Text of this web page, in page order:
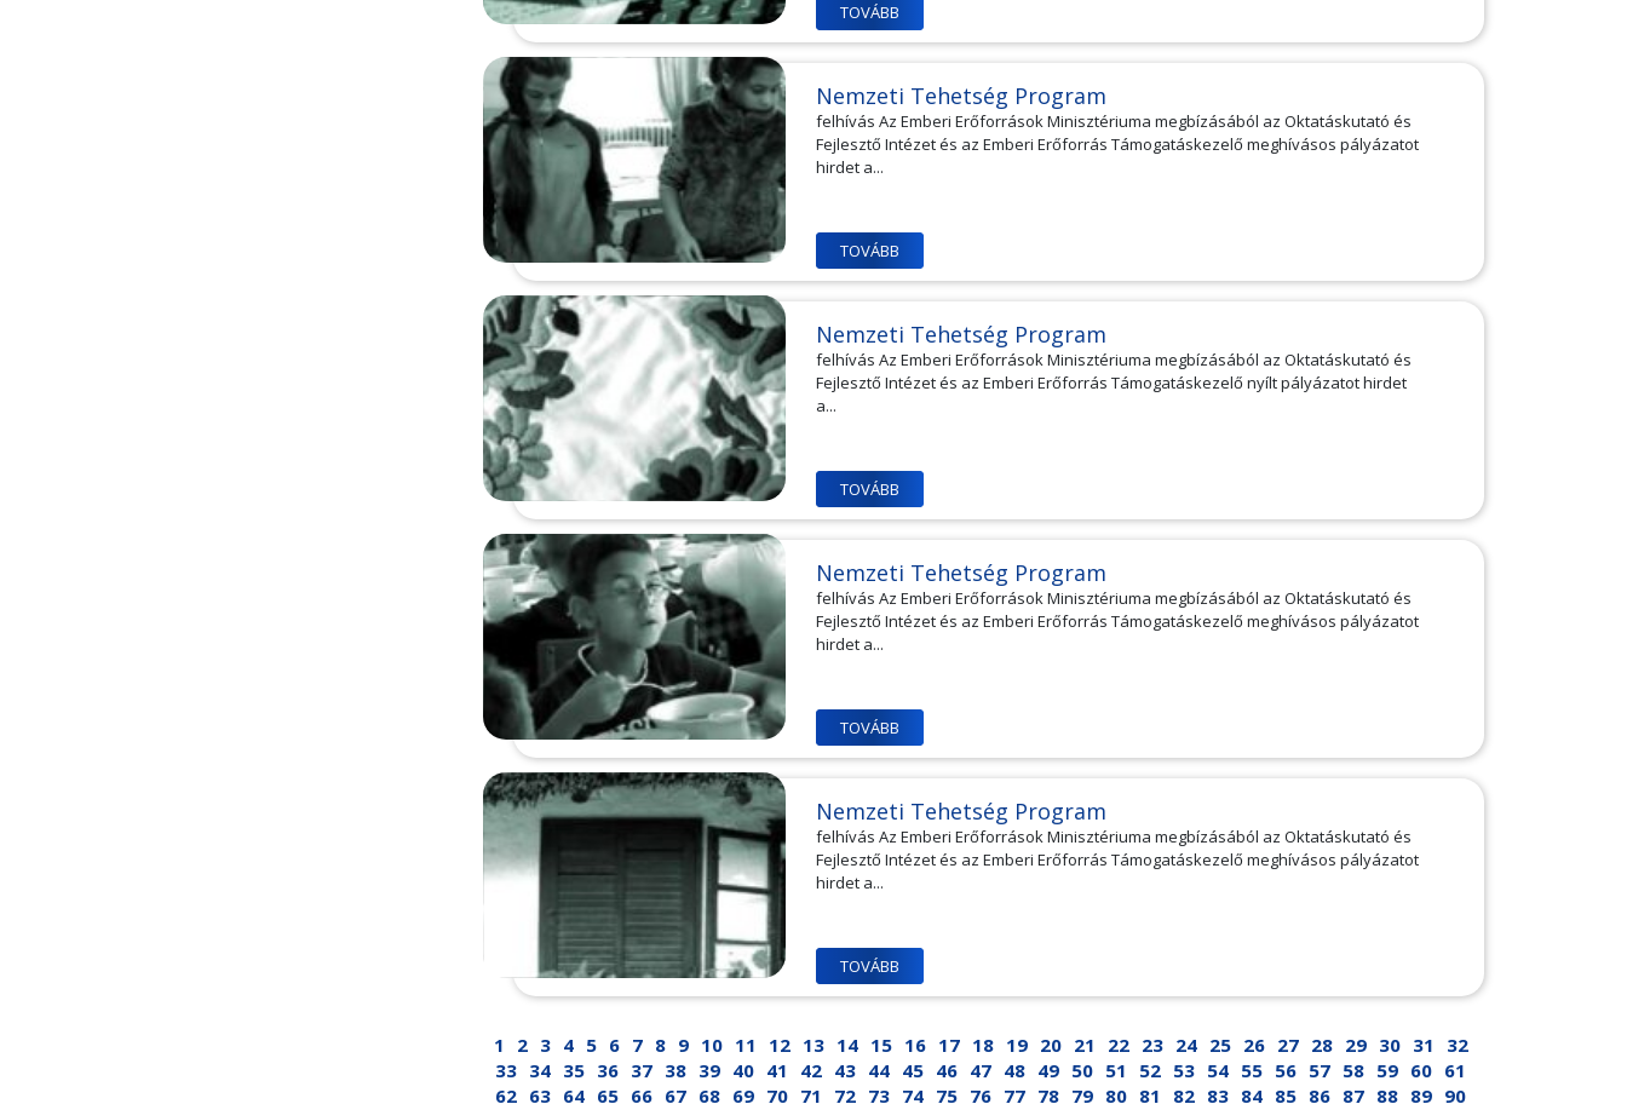
TOVÁBB
Nemzeti Tehetség Program
felhívás Az Emberi Erőforrások Minisztériuma megbízásából az Oktatáskutató és
Fejlesztő Intézet és az Emberi Erőforrás Támogatáskezelő meghívásos pályázatot
hirdet a...
TOVÁBB
Nemzeti Tehetség Program
felhívás Az Emberi Erőforrások Minisztériuma megbízásából az Oktatáskutató és
Fejlesztő Intézet és az Emberi Erőforrás Támogatáskezelő nyílt pályázatot hirdet
a...
TOVÁBB
Nemzeti Tehetség Program
felhívás Az Emberi Erőforrások Minisztériuma megbízásából az Oktatáskutató és
Fejlesztő Intézet és az Emberi Erőforrás Támogatáskezelő meghívásos pályázatot
hirdet a...
TOVÁBB
Nemzeti Tehetség Program
felhívás Az Emberi Erőforrások Minisztériuma megbízásából az Oktatáskutató és
Fejlesztő Intézet és az Emberi Erőforrás Támogatáskezelő meghívásos pályázatot
hirdet a...
TOVÁBB
1 2 3 4 5 6 7 8 9 10 11 12 13 14 15 16 17 18 19 20 21 22 23 24 25 26 27 28 29 30 31
32
33 34 35 36 37 38 39 40 41 42 43 44 45 46 47 48 49 50 51 52 53 54 55 56 57 58 59 60 61
62 63 64 65 66 67 68 69 70 71 72 73 74 75 76 77 78 79 80 81 82 83 84 85 86 87 88 89 90